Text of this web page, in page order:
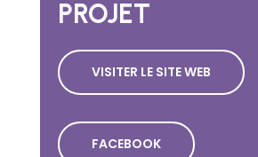
PROJET
VISITER LE SITE WEB
FACEBOOK